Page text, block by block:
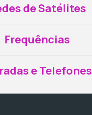
de Satélites
Frequências
e Telefones